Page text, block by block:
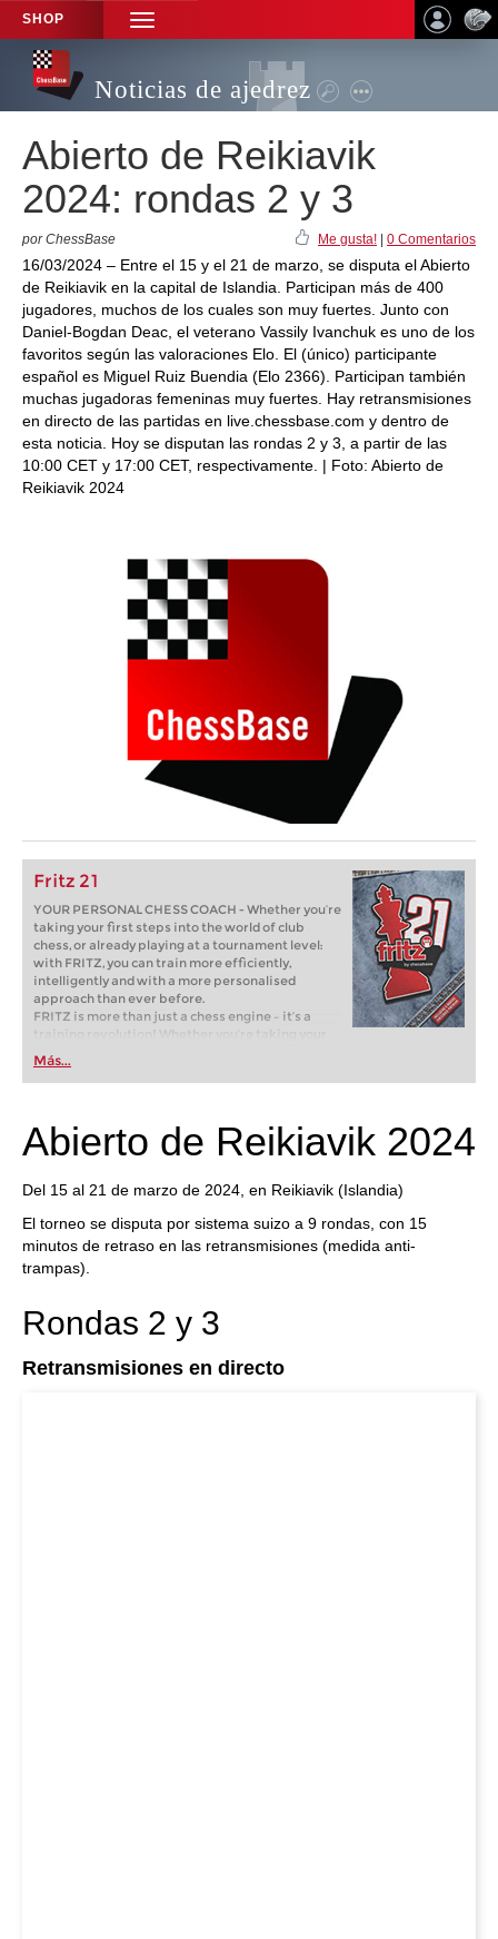
SHOP
TOGGLE
NAVIGATION
Noticias de ajedrez
Abierto de Reikiavik
2024: rondas 2 y 3
por ChessBase Me gusta! 0 Comentarios
16/03/2024 – Entre el 15 y el 21 de marzo, se disputa el Abierto
de Reikiavik en la capital de Islandia. Participan más de 400
jugadores, muchos de los cuales son muy fuertes. Junto con
Daniel-Bogdan Deac, el veterano Vassily Ivanchuk es uno de los
favoritos según las valoraciones Elo. El (único) participante
español es Miguel Ruiz Buendia (Elo 2366). Participan también
muchas jugadoras femeninas muy fuertes. Hay retransmisiones
en directo de las partidas en live.chessbase.com y dentro de
esta noticia. Hoy se disputan las rondas 2 y 3, a partir de las
10:00 CET y 17:00 CET, respectivamente. | Foto: Abierto de
Reikiavik 2024
Fritz 21
YOUR PERSONAL CHESS COACH - Whether you’re
taking your first steps into the world of club
chess, or already playing at a tournament level:
with FRITZ, you can train more efficiently,
intelligently and with a more personalised
approach than ever before.
FRITZ is more than just a chess engine – it’s a
training revolution! Whether you’re taking your
first steps into the world of club chess, or already
playing at a tournament level: with FRITZ, you can
train more efficiently, intelligently and with a
Más...
Abierto de Reikiavik 2024
Del 15 al 21 de marzo de 2024, en Reikiavik (Islandia)
El torneo se disputa por sistema suizo a 9 rondas, con 15
minutos de retraso en las retransmisiones (medida anti-
trampas).
Rondas 2 y 3
Retransmisiones en directo